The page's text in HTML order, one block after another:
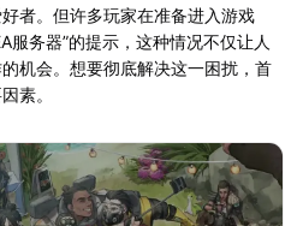
者。但许多玩家在准备进入游戏
服务器”的提示，这种情况不仅让人
机会。想要彻底解决这一困扰，首
素。